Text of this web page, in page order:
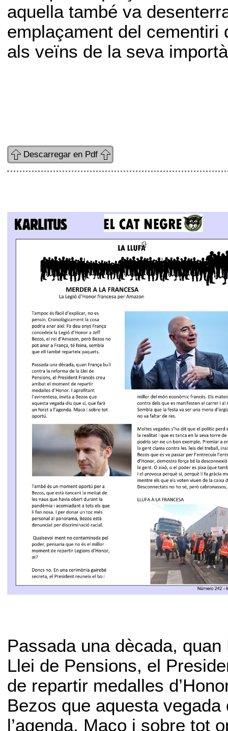
aquella també va
emplaçament del
als veïns de la seva
Descarregar en Pdf
Passada una dècada,
Llei de Pensions, el
de repartir medalles
Bezos que aquesta
l’agenda. Maco i sobre tot